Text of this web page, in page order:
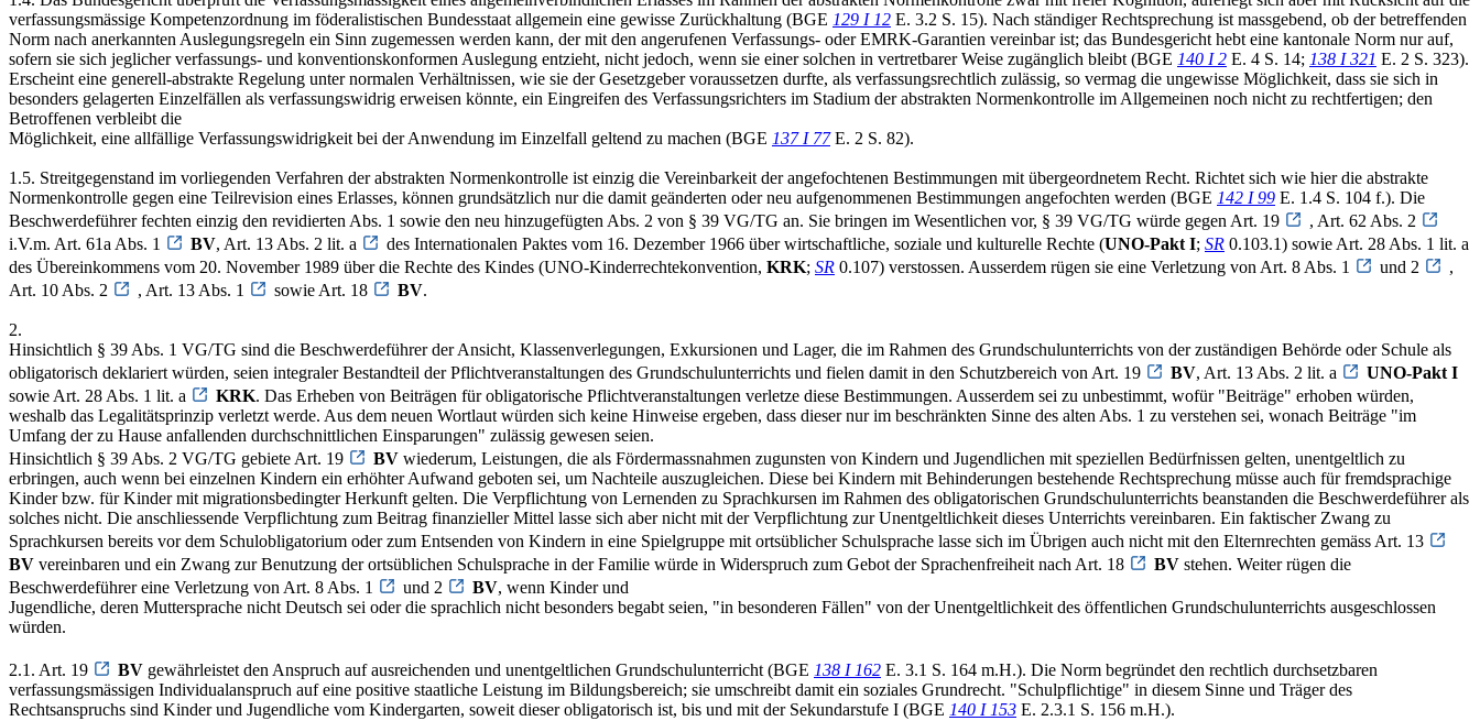
verfassungsmässige Kompetenzordnung im föderalistischen Bundesstaat allgemein eine gewisse Zurückhaltung (BGE 129 I 12 E. 3.2 S. 15). Nach ständiger Rechtsprechung ist massgebend, ob der betreffenden
Norm nach anerkannten Auslegungsregeln ein Sinn zugemessen werden kann, der mit den angerufenen Verfassungs- oder EMRK-Garantien vereinbar ist; das Bundesgericht hebt eine kantonale Norm nur auf,
sofern sie sich jeglicher verfassungs- und konventionskonformen Auslegung entzieht, nicht jedoch, wenn sie einer solchen in vertretbarer Weise zugänglich bleibt (BGE 140 I 2 E. 4 S. 14; 138 I 321 E. 2 S. 323).
Erscheint eine generell-abstrakte Regelung unter normalen Verhältnissen, wie sie der Gesetzgeber voraussetzen durfte, als verfassungsrechtlich zulässig, so vermag die ungewisse Möglichkeit, dass sie sich in
besonders gelagerten Einzelfällen als verfassungswidrig erweisen könnte, ein Eingreifen des Verfassungsrichters im Stadium der abstrakten Normenkontrolle im Allgemeinen noch nicht zu rechtfertigen; den
Betroffenen verbleibt die
Möglichkeit, eine allfällige Verfassungswidrigkeit bei der Anwendung im Einzelfall geltend zu machen (BGE 137 I 77E. 2 S. 82).
1.5. Streitgegenstand im vorliegenden Verfahren der abstrakten Normenkontrolle ist einzig die Vereinbarkeit der angefochtenen Bestimmungen mit übergeordnetem Recht. Richtet sich wie hier die abstrakte
Normenkontrolle gegen eine Teilrevision eines Erlasses, können grundsätzlich nur die damit geänderten oder neu aufgenommenen Bestimmungen angefochten werden (BGE 142 I 99 E. 1.4 S. 104 f.). Die
Beschwerdeführer fechten einzig den revidierten Abs. 1 sowie den neu hinzugefügten Abs. 2 von § 39 VG/TG an. Sie bringen im Wesentlichen vor, § 39 VG/TG würde gegen Art. 19
, Art. 62 Abs. 2
i.V.m. Art. 61a Abs. 1
BV, Art. 13 Abs. 2 lit. a des Internationalen Paktes vom 16. Dezember 1966 über wirtschaftliche, soziale und kulturelle Rechte (UNO-Pakt I; SR 0.103.1) sowie Art. 28 Abs. 1 lit. a
des Übereinkommens vom 20. November 1989 über die Rechte des Kindes (UNO-Kinderrechtekonvention, KRK; SR 0.107) verstossen. Ausserdem rügen sie eine Verletzung von Art. 8 Abs. 1 und 2
,
Art. 10 Abs. 2
, Art. 13 Abs. 1 sowie Art. 18 BV.
2.
Hinsichtlich § 39 Abs. 1 VG/TG sind die Beschwerdeführer der Ansicht, Klassenverlegungen, Exkursionen und Lager, die im Rahmen des Grundschulunterrichts von der zuständigen Behörde oder Schule als
obligatorisch deklariert würden, seien integraler Bestandteil der Pflichtveranstaltungen des Grundschulunterrichts und fielen damit in den Schutzbereich von Art. 19
BV, Art. 13 Abs. 2 lit. a
UNO-Pakt I
sowie Art. 28 Abs. 1 lit. a
KRK. Das Erheben von Beiträgen für obligatorische Pflichtveranstaltungen verletze diese Bestimmungen. Ausserdem sei zu unbestimmt, wofür "Beiträge" erhoben würden,
weshalb das Legalitätsprinzip verletzt werde. Aus dem neuen Wortlaut würden sich keine Hinweise ergeben, dass dieser nur im beschränkten Sinne des alten Abs. 1 zu verstehen sei, wonach Beiträge "im
Umfang der zu Hause anfallenden durchschnittlichen Einsparungen" zulässig gewesen seien.
Hinsichtlich § 39 Abs. 2 VG/TG gebiete Art. 19
BV wiederum, Leistungen, die als Fördermassnahmen zugunsten von Kindern und Jugendlichen mit speziellen Bedürfnissen gelten, unentgeltlich zu
erbringen, auch wenn bei einzelnen Kindern ein erhöhter Aufwand geboten sei, um Nachteile auszugleichen. Diese bei Kindern mit Behinderungen bestehende Rechtsprechung müsse auch für fremdsprachige
Kinder bzw. für Kinder mit migrationsbedingter Herkunft gelten. Die Verpflichtung von Lernenden zu Sprachkursen im Rahmen des obligatorischen Grundschulunterrichts beanstanden die Beschwerdeführer als
solches nicht. Die anschliessende Verpflichtung zum Beitrag finanzieller Mittel lasse sich aber nicht mit der Verpflichtung zur Unentgeltlichkeit dieses Unterrichts vereinbaren. Ein faktischer Zwang zu
Sprachkursen bereits vor dem Schulobligatorium oder zum Entsenden von Kindern in eine Spielgruppe mit ortsüblicher Schulsprache lasse sich im Übrigen auch nicht mit den Elternrechten gemäss Art. 13
BV vereinbaren und ein Zwang zur Benutzung der ortsüblichen Schulsprache in der Familie würde in Widerspruch zum Gebot der Sprachenfreiheit nach Art. 18 BV stehen. Weiter rügen die
Beschwerdeführer eine Verletzung von Art. 8 Abs. 1
und 2 BV, wenn Kinder und
Jugendliche, deren Muttersprache nicht Deutsch sei oder die sprachlich nicht besonders begabt seien, "in besonderen Fällen" von der Unentgeltlichkeit des öffentlichen Grundschulunterrichts ausgeschlossen
würden.
2.1. Art. 19 BV gewährleistet den Anspruch auf ausreichenden und unentgeltlichen Grundschulunterricht (BGE 138 I 162 E. 3.1 S. 164 m.H.). Die Norm begründet den rechtlich durchsetzbaren
verfassungsmässigen Individualanspruch auf eine positive staatliche Leistung im Bildungsbereich; sie umschreibt damit ein soziales Grundrecht. "Schulpflichtige" in diesem Sinne und Träger des
Rechtsanspruchs sind Kinder und Jugendliche vom Kindergarten, soweit dieser obligatorisch ist, bis und mit der Sekundarstufe I (BGE 140 I 153 E. 2.3.1 S. 156 m.H.).